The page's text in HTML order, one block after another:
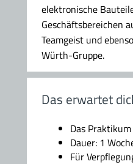
elektronische
Geschäftsbereichen
Teamgeist und
Würth-Gruppe.
Das erwartet
Das
Dauer: 1
Für